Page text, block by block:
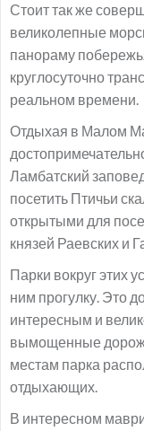
Стоит так же
великолепные
панораму
круглосуточно
реальном времени.
Отдыхая в Малом
Ламбатский
посетить Птичьи
открытыми для
князей Раевских и
Парки вокруг этих
ним прогулку. Это
интересным и
вымощенные
местам парка
отдыхающих.
В интересном